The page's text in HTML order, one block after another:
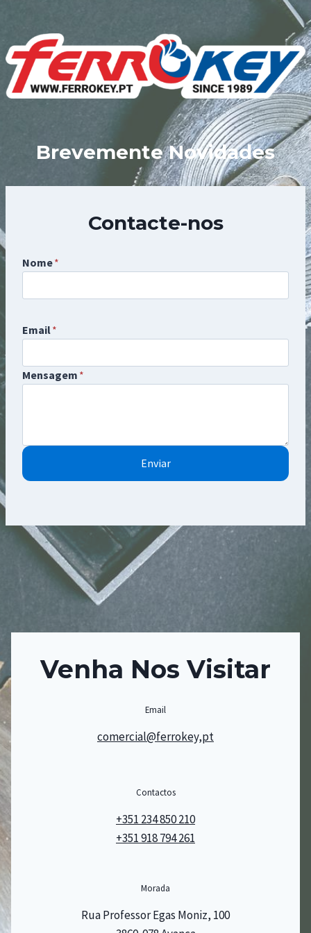
content
Brevemente Novidades
Contacte-nos
Nome*
Email*
Mensagem *
Enviar
Venha Nos Visitar
Email
comercial@ferrokey,pt
Contactos
+351 234 850 210
+351 918 794 261
Morada
Rua Professor Egas Moniz, 100